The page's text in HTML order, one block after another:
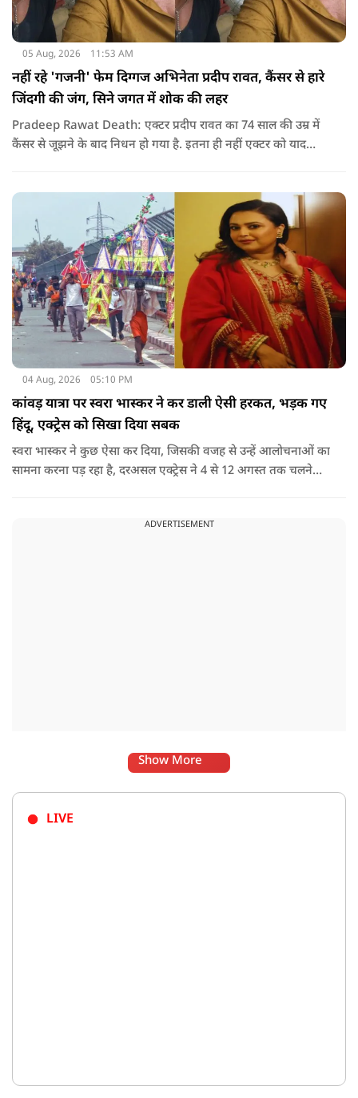
05 Aug, 2026 11:53 AM
नहीं रहे 'गजनी' फेम दिग्गज अभिनेता प्रदीप रावत, कैंसर से हारे
जिंदगी की जंग, सिने जगत में शोक की लहर
Pradeep Rawat Death: एक्टर प्रदीप रावत का 74 साल की उम्र में
कैंसर से जूझने के बाद निधन हो गया है. इतना ही नहीं एक्टर को याद
04 Aug, 2026 05:10 PM
कांवड़ यात्रा पर स्वरा भास्कर ने कर डाली ऐसी हरकत, भड़क गए
हिंदू, एक्ट्रेस को सिखा दिया सबक
स्वरा भास्कर ने कुछ ऐसा कर दिया, जिसकी वजह से उन्हें आलोचनाओं का
सामना करना पड़ रहा है, दरअसल एक्ट्रेस ने 4 से 12 अगस्त तक चलने
भास्कर ने अपनी भड़ास निकाली है.ADVERTISEMENT
Show More
LIVE